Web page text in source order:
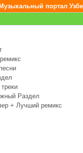
портал
Раздел
+ Лучший ремикс